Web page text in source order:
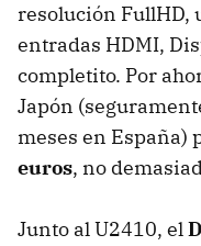
resolución FullHD,
entradas HDMI,
completito. Por
Japón
meses en España)
euros, no
Junto al U2410, el